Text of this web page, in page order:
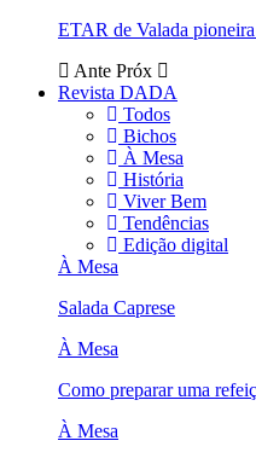
ETAR de Valada pioneira
Ante Próx
Revista DADA
Todos
Bichos
À Mesa
História
Viver Bem
Tendências
Edição digital
À Mesa
Salada Caprese
À Mesa
Como preparar uma
À Mesa